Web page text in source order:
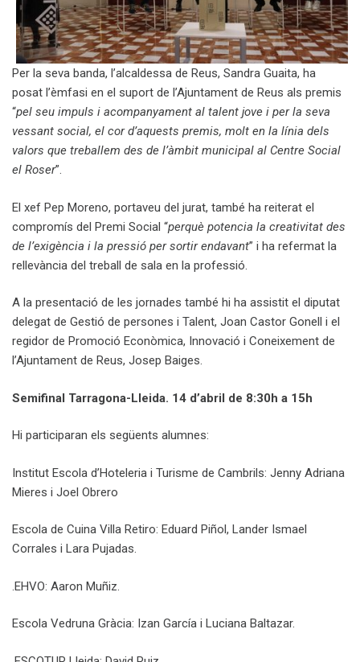
Per la seva banda, l’alcaldessa de Reus, Sandra Guaita, ha
posat l’èmfasi en el suport de l’Ajuntament de Reus als premis
“pel seu impuls i acompanyament al talent jove i per la seva
vessant social, el cor d’aquests premis, molt en la línia dels
valors que treballem des de l’àmbit municipal al Centre Social
el Roser”.
El xef Pep Moreno, portaveu del jurat, també ha reiterat el
compromís del Premi Social “perquè potencia la creativitat des
de l’exigència i la pressió per sortir endavant” i ha refermat la
rellevància del treball de sala en la professió.
A la presentació de les jornades també hi ha assistit el diputat
delegat de Gestió de persones i Talent, Joan Castor Gonell i el
regidor de Promoció Econòmica, Innovació i Coneixement de
l’Ajuntament de Reus, Josep Baiges.
Semifinal Tarragona-Lleida. 14 d’abril de 8:30h a 15h
Hi participaran els següents alumnes:
Institut Escola d’Hoteleria i Turisme de Cambrils: Jenny Adriana
Mieres i Joel Obrero
Escola de Cuina Villa Retiro: Eduard Piñol, Lander Ismael
Corrales i Lara Pujadas.
.EHVO: Aaron Muñiz.
Escola Vedruna Gràcia: Izan García i Luciana Baltazar.